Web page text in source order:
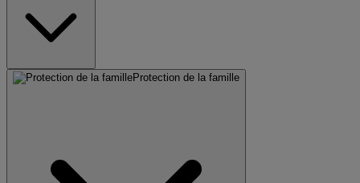
Protection de la famille